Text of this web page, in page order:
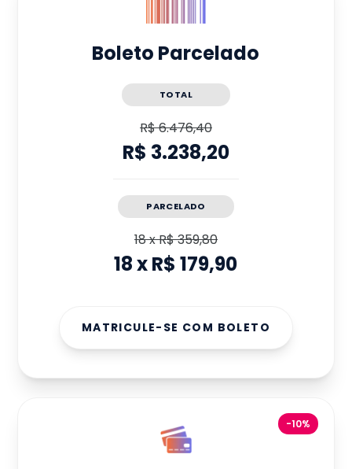
Boleto Parcelado
TOTAL
R$ 6.476,40
R$ 3.238,20
PARCELADO
18xR$ 359,80
18xR$ 179,90
MATRICULE-SE COM BOLETO
-10%